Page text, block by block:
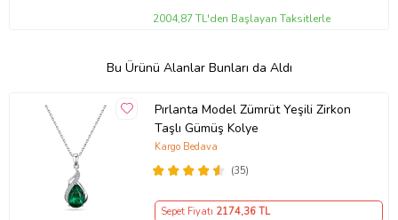
2004,87 TL'den Başlayan Taksitlerle
Bu Ürünü Alanlar Bunları da Aldı
Pırlanta Model Zümrüt Yeşili Zirkon
Taşlı Gümüş Kolye
(35)
Kargo Bedava
Sepet Fiyatı 2174,36 TL